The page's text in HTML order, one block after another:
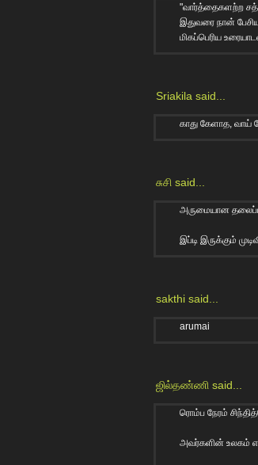
"வார்த்தைகளற்ற
இதுவரை நான்
மிகப்பெரிய
Sriakila said...
காது கேளாத, வாய்
சுசி said...
அருமையான
இப்டி இருக்கும்
sakthi said...
arumai
ஜில்தண்ணி said...
ரொம்ப நேரம்
அவர்களின் உலகம்